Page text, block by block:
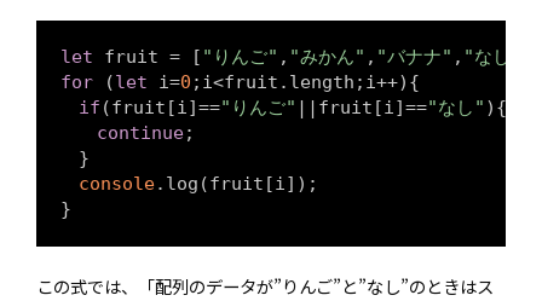
let fruit = [ "りんご" , "みかん" , "バナナ" , "なし"
for (let i=0 ;i<fruit.length;i++){
if (fruit[i]=="りんご" ||fruit[i]=="なし" ){
continue;
}
console.log(fruit[i]);
}
この式では、「配列のデータが”りんご”と”なし”のときはス